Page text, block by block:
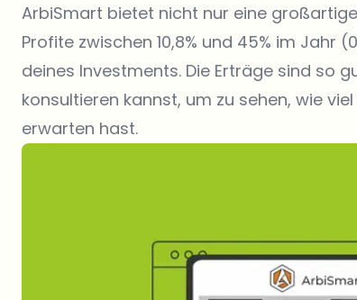
ArbiSmart bietet nicht nur eine
Profite zwischen 10,8% und 45% im Jahr
deines Investments. Die Erträge sind so
konsultieren kannst, um zu sehen, wie
erwarten hast.